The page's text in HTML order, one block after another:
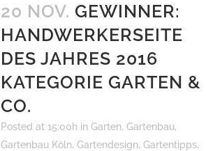
20 NOV. GEWINNER:
HANDWERKERSEITE
DES JAHRES 2016
KATEGORIE GARTEN &
CO.
Posted at 15:00h in Garten, Gartenbau,
Gartenbau Köln, Gartendesign, Gartentipps,